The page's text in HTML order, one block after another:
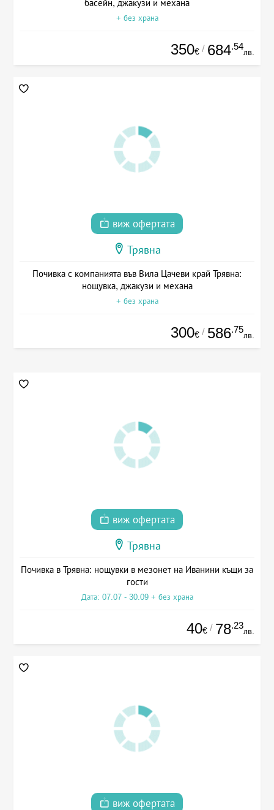
басейн, джакузи и механа
+ без храна
350€ / 684.54
лв.
виж офертата
Трявна
Почивка с компанията във Вила Цачеви край Трявна:
нощувка, джакузи и механа
+ без храна
300€ / 586.75
лв.
виж офертата
Трявна
Почивка в Трявна: нощувки в мезонет на Иванини къщи за
гости
Дата: 07.07 - 30.09 + без храна
40€ / 78.23
лв.
виж офертата